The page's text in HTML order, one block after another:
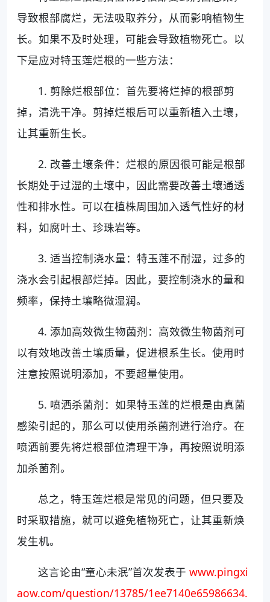
导致根部腐烂，无法吸取养分，从而影响植物生
长。如果不及时处理，可能会导致植物死亡。以
下是应对特玉莲烂根的一些方法：
1. 剪除烂根部位：首先要将烂掉的根部剪
掉，清洗干净。剪掉烂根后可以重新植入土壤，
让其重新生长。
2. 改善土壤条件：烂根的原因很可能是根部
长期处于过湿的土壤中，因此需要改善土壤通透
性和排水性。可以在植株周围加入透气性好的材
料，如腐叶土、珍珠岩等。
3. 适当控制浇水量：特玉莲不耐湿，过多的
浇水会引起根部烂掉。因此，要控制浇水的量和
频率，保持土壤略微湿润。
4. 添加高效微生物菌剂：高效微生物菌剂可
以有效地改善土壤质量，促进根系生长。使用时
注意按照说明添加，不要超量使用。
5. 喷洒杀菌剂：如果特玉莲的烂根是由真菌
感染引起的，那么可以使用杀菌剂进行治疗。在
喷洒前要先将烂根部位清理干净，再按照说明添
加杀菌剂。
总之，特玉莲烂根是常见的问题，但只要及
时采取措施，就可以避免植物死亡，让其重新焕
发生机。
这言论由“童心未泯”首次发表于www.pingxi
aow.com/question/13785/1ee7140e65986634.